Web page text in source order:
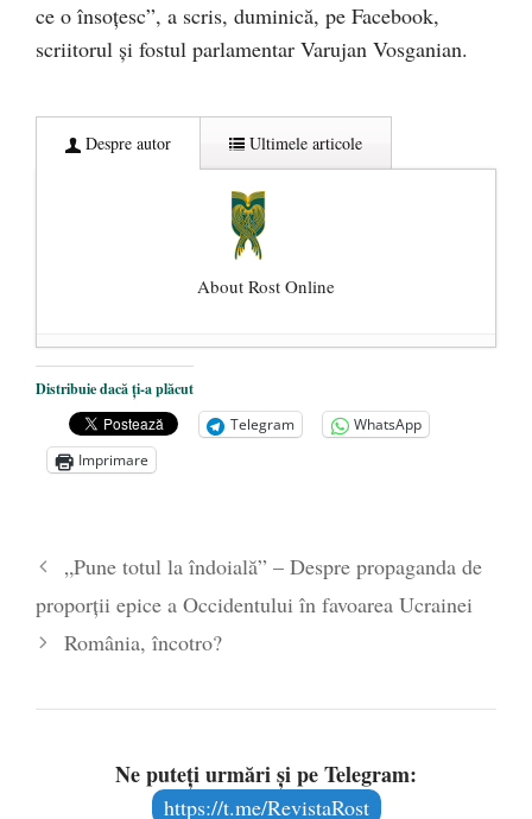
ce o însoțesc”, a scris, duminică, pe Facebook,
scriitorul și fostul parlamentar Varujan Vosganian.
Despre autor Ultimele articole
About Rost Online
Dezvăluiri cutremurătoare despre
președintele Ucrainei, Volodymyr
Zelensky
- 13 mai 2026
Statul care servește Națiunea
poetului Octavian Goga, înlăturat din Iași
- 16 aprilie 2026
Distribuie dacă ți-a plăcut
Telegram
WhatsApp
Imprimare
„Pune totul la îndoială” – Despre propaganda de
proporții epice a Occidentului în favoarea Ucrainei
România, încotro?
Ne puteți urmări și pe Telegram:
https://t.me/RevistaRost